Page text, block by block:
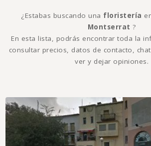
¿Estabas buscando una floristería
Montserrat ?
En esta lista, podrás encontrar toda la
consultar precios, datos de contacto,
ver y dejar opiniones.